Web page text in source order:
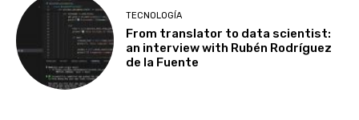
TECNOLOGÍA
From translator to data scientist:
an interview with Rubén Rodríguez
de la Fuente